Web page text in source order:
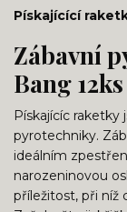
Pískajícící
Zábavní
Bang 12ks
Pískajícíc raketky
pyrotechniky.
ideálním
narozeninovou
příležitost, při níž